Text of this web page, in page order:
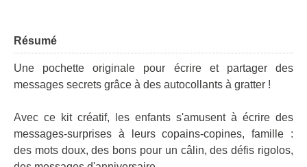
Résumé
Une pochette originale pour écrire et partager des
messages secrets grâce à des autocollants à gratter !
Avec ce kit créatif, les enfants s'amusent à écrire des
messages-surprises à leurs copains-copines, famille :
des mots doux, des bons pour un câlin, des défis rigolos,